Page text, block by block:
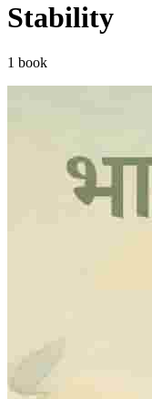
Stability
1 book